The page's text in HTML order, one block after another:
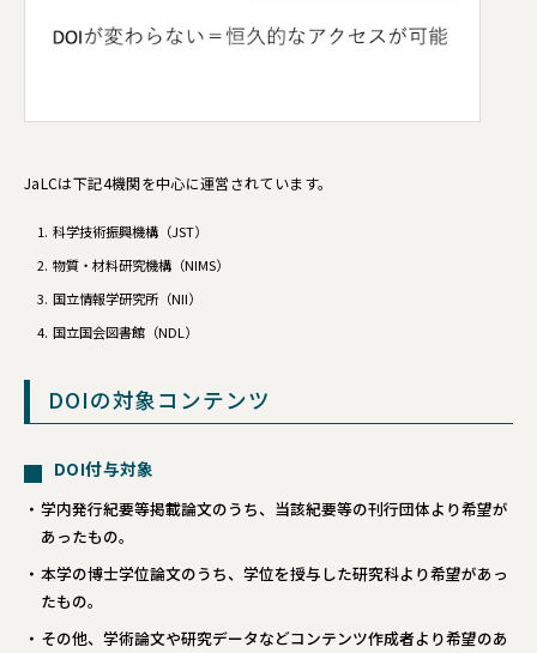
JaLCは下記4機関を中心に運営されています。
科学技術振興機構（JST）
物質・材料研究機構（NIMS）
国立情報学研究所（NII）
国立国会図書館（NDL）
DOIの対象コンテンツ
DOI付与対象
学内発行紀要等掲載論文のうち、当該紀要等の刊行団体より希望が
あったもの。
本学の博士学位論文のうち、学位を授与した研究科より希望があっ
たもの。
その他、学術論文や研究データなどコンテンツ作成者より希望のあ